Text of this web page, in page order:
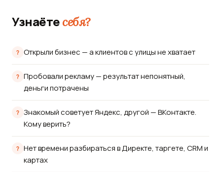
Узнаётесебя?
Открыли бизнес — а клиентов с улицы не хватает
Пробовали рекламу — результат непонятный,
деньги потрачены
Знакомый советует Яндекс, другой — ВКонтакте.
Кому верить?
Нет времени разбираться в Директе, таргете, CRM и
картах